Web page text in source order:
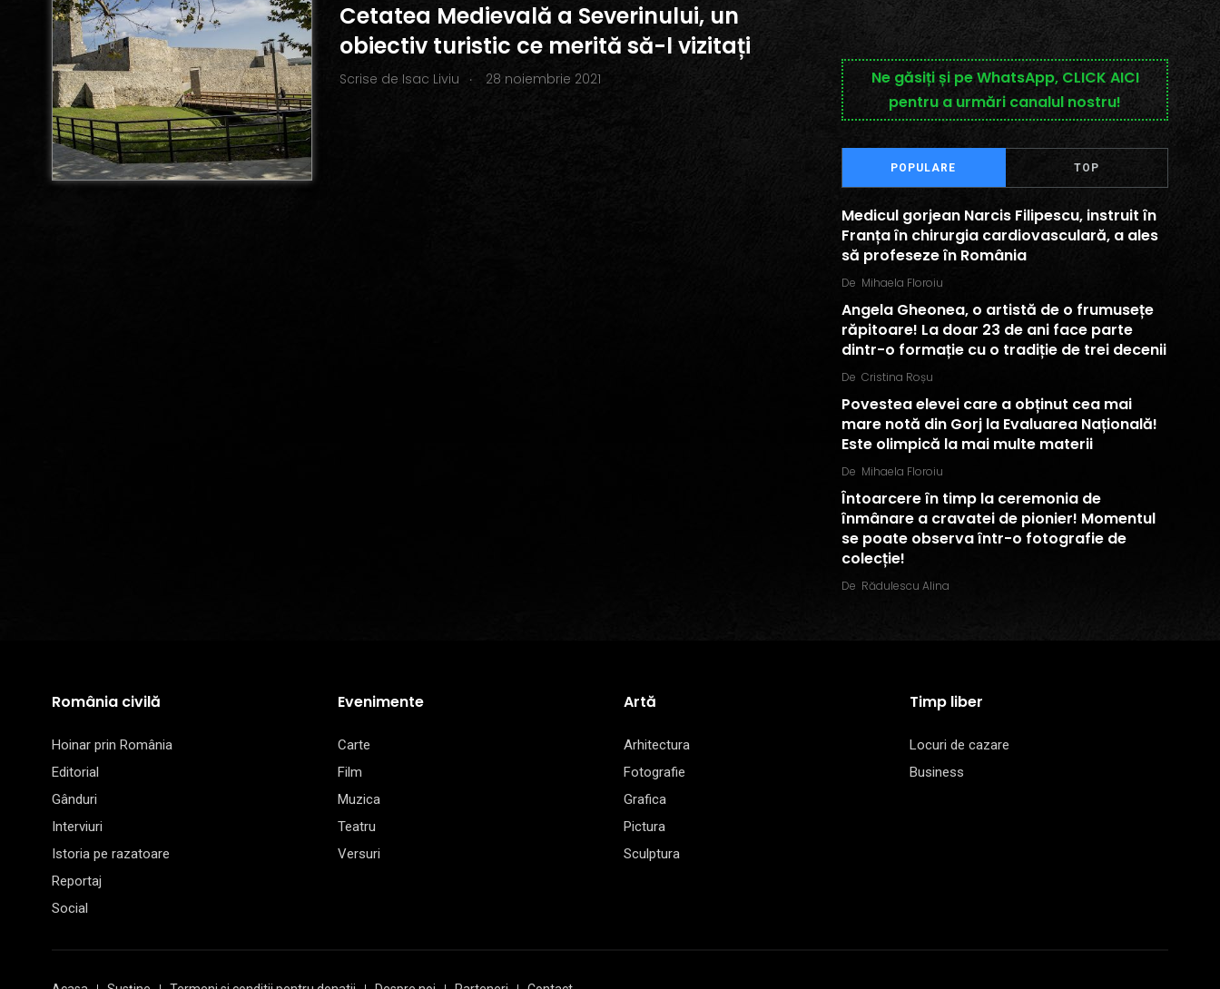
Cetatea Medievală a Severinului, un
obiectiv turistic ce merită să-l vizitați
Scrise de Isac Liviu . 28 noiembrie 2021
Ne găsiți și pe WhatsApp, CLICK AICI
pentru a urmări canalul nostru!
POPULARE TOP
Medicul gorjean Narcis Filipescu, instruit în
Franța în chirurgia cardiovasculară, a ales
să profeseze în România
De Mihaela Floroiu
Angela Gheonea, o artistă de o frumusețe
răpitoare! La doar 23 de ani face parte
dintr-o formație cu o tradiție de trei decenii
De Cristina Roșu
Povestea elevei care a obținut cea mai
mare notă din Gorj la Evaluarea Națională!
Este olimpică la mai multe materii
De Mihaela Floroiu
Întoarcere în timp la ceremonia de
înmânare a cravatei de pionier! Momentul
se poate observa într-o fotografie de
colecție!
De Rădulescu Alina
România civilă
Hoinar prin România
Editorial
Gânduri
Interviuri
Istoria pe razatoare
Reportaj
Social
Evenimente
Carte
Film
Muzica
Teatru
Versuri
Artă
Arhitectura
Fotografie
Grafica
Pictura
Sculptura
Timp liber
Locuri de cazare
Business